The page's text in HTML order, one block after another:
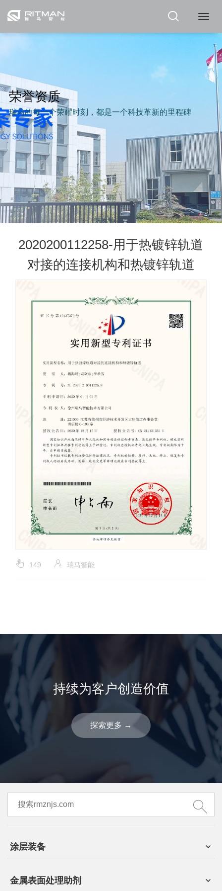
瑞
荣誉资质
瑞马的每一个荣耀时刻，都是一个科技革新的里程碑
2020200112258-用于热镀锌轨道
对接的连接机构和热镀锌轨道
149 瑞马智能
持续为客户创造价值
探索更多 →
涂层装备
金属表面处理助剂